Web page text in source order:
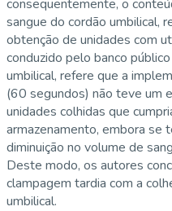
consequentemente, o
sangue do cordão umbilical,
obtenção de unidades com
conduzido pelo banco
umbilical, refere que a
(60 segundos) não teve um
unidades colhidas que
armazenamento, embora se
diminuição no volume de
Deste modo, os autores
clampagem tardia com a
umbilical.